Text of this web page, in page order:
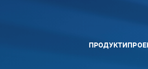
ПРОДУКТИ